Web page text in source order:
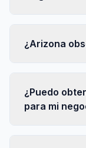
¿Arizona
¿Puedo
para mi